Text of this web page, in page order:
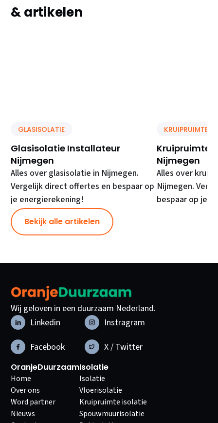
& artikelen
GLASISOLATIE
Glasisolatie Installateur
Nijmegen
Alles over glasisolatie in Nijmegen.
Vergelijk direct offertes en bespaar op
je energierekening!
KRUIPRUIMTE
Kruipruimte
Nijmegen
Alles over
Nijmegen.
bespaar op je
Bekijk alle artikelen
Wij geloven in een duurzaam Nederland.
Linkedin
Instragram
Facebook
X / Twitter
OranjeDuurzaam
Home
Over ons
Word partner
Nieuws
Isolatie
Isolatie
Vloerisolatie
Kruipruimte isolatie
Spouwmuurisolatie